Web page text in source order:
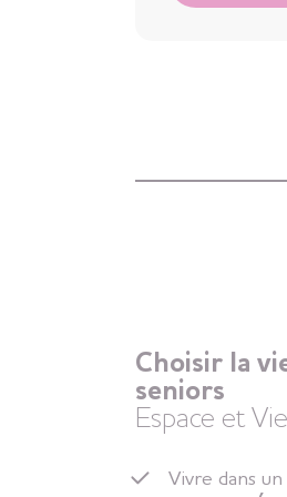
Choisir la
seniors
Espace et Vie
Vivre dans